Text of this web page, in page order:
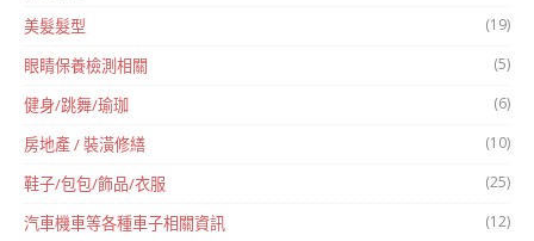
美髮髮型 (19)
眼睛保養檢測相關 (5)
健身/跳舞/瑜珈 (6)
房地產 / 裝潢修繕 (10)
鞋子/包包/飾品/衣服 (25)
汽車機車等各種車子相關資訊 (12)